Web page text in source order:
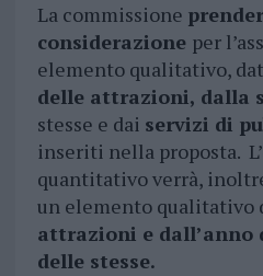
La commissione
considerazione per
elemento qualitativo,
delle attrazioni, dalla
stesse e dai servizi di
inseriti nella proposta.
quantitativo verrà,
un elemento qualitativo
attrazioni e dall’anno
delle stesse.